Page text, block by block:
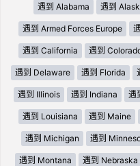
遇到 Alabama 遇到
遇到 Armed Forces Europe
遇到 California 遇到
遇到 Delaware 遇到 Florida
遇到 Illinois 遇到 Indiana 遇
遇到 Louisiana 遇到 Maine
遇到 Michigan 遇到
遇到 Montana 遇到 Nebraska